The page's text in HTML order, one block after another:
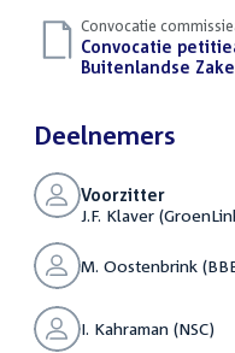
Convocatie
Download
bestand:
Convocatie
Buitenlandse
Deelnemers
Voorzitter
J.F. Klaver
M. Oostenbrink
I. Kahraman (NSC)